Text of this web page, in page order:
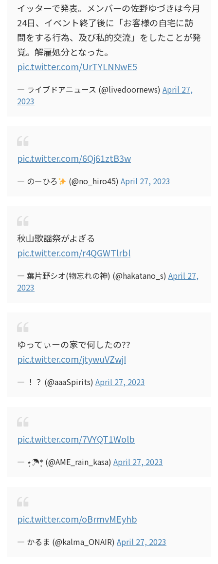
イッターで発表。メンバーの佐野ゆづきは今月
24日、イベント終了後に「お客様の自宅に訪
問をする行為、及び私的交流」をしたことが発
覚。解雇処分となった。
pic.twitter.com/UrTYLNNwE5
— ライブドアニュース (@livedoornews) April 27,
2023
pic.twitter.com/6Qj61ztB3w
— のーひろ (@no_hiro45)April 27, 2023
秋山歌謡祭がよぎる
pic.twitter.com/r4QGWTlrbl
— 葉片野シオ(物忘れの神) (@hakatano_s) April 27,
2023
ゆってぃーの家で何したの??
pic.twitter.com/jtywuVZwjI
— ！？ (@aaaSpirits) April 27, 2023
pic.twitter.com/7VYQT1Wolb
— ⋆̩☂︎*̣̩ (@AME_rain_kasa) April 27, 2023
pic.twitter.com/oBrmvMEyhb
— かるま (@kalma_ONAIR) April 27, 2023